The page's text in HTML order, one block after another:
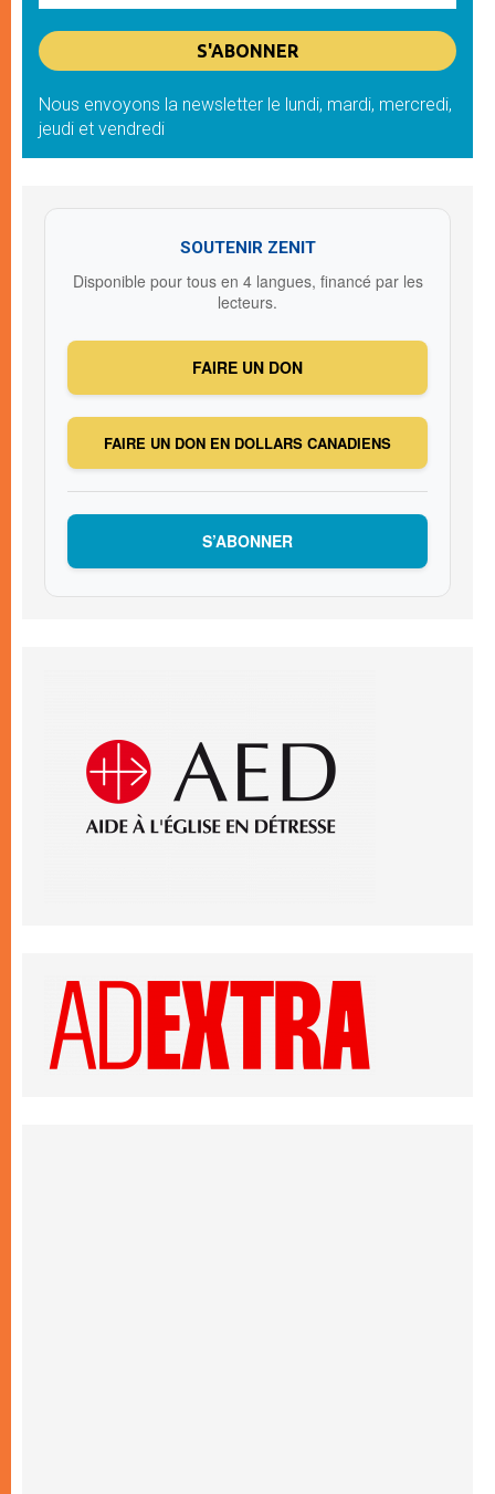
Nous envoyons la newsletter le lundi, mardi, mercredi,
jeudi et vendredi
SOUTENIR ZENIT
Disponible pour tous en 4 langues, financé par les
lecteurs.
FAIRE UN DON
FAIRE UN DON EN DOLLARS CANADIENS
S’ABONNER